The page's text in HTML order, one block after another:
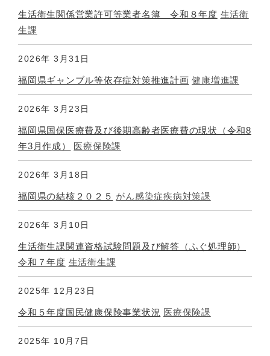
生活衛生関係営業許可等業者名簿 令和８年度 生活衛
生課
2026年 3月31日
福岡県ギャンブル等依存症対策推進計画 健康増進課
2026年 3月23日
福岡県国保医療費及び後期高齢者医療費の現状（令和8
年3月作成）
医療保険課
2026年 3月18日
福岡県の結核２０２５ がん感染症疾病対策課
2026年 3月10日
生活衛生課関連資格試験問題及び解答（ふぐ処理師）
令和７年度 生活衛生課
2025年 12月23日
令和５年度国民健康保険事業状況 医療保険課
2025年 10月7日